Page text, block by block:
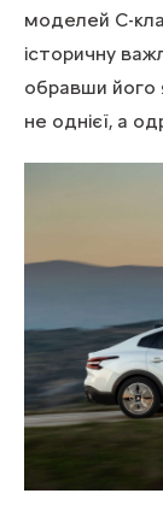
моделей C-
історичну
обравши його
не однієї, а